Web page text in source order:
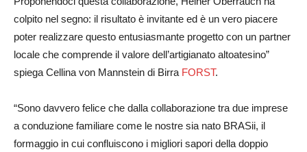
colpito nel segno: il risultato è invitante ed è un vero piacere
poter realizzare questo entusiasmante progetto con un partner
locale che comprende il valore dell’artigianato altoatesino”
spiega Cellina von Mannstein di Birra FORST.
“Sono davvero felice che dalla collaborazione tra due imprese
a conduzione familiare come le nostre sia nato BRASii, il
formaggio in cui confluiscono i migliori sapori della doppio